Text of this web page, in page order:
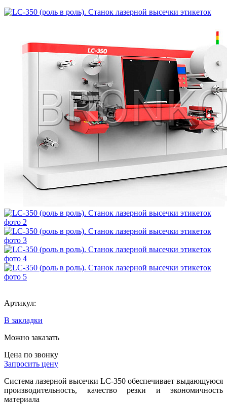
Артикул:
В закладки
Можно заказать
Цена по звонку
Запросить цену
Система лазерной высечки LC-350 обеспечивает выдающуюся
производительность, качество резки и экономичность
материала